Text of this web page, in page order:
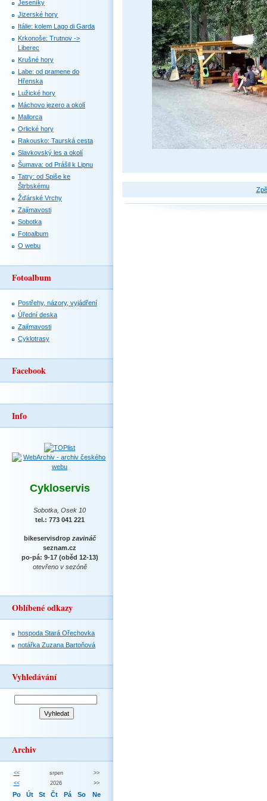
Jeseníky
Jizerské hory
Itálie: kolem Lago di Garda
Krkonoše: Trutnov ->
Liberec
Krušné hory
Labe: od pramene do
Hřenska
Lužické hory
Máchovo jezero a okolí
Mallorca
Orlické hory
Rakousko: Taurská cesta
Slavkovský les a okolí
Šumava: od Prášil k Lipnu
Tatry: od Spiše ke
Štrbskému
Žďárské Vrchy
Zajímavosti
Sobotka
Fotoalbum
O webu
Fotoalbum
Postřehy, názory, vyjádření
Úřední deska
Zajímavosti
Cyklotrasy
Facebook
Info
Cykloservis
Sobotka, Osek 10
tel.: 773 041 221
bikeservisdrop zavináč
seznam.cz
po-pá: 9-17 (oběd 12-13)
otevřeno v sezóně
Oblíbené odkazy
hospoda Stará Ořechovka
notářka Zuzana Bartoňová
Vyhledávání
Archiv
<< srpen
>>
<<
2026 >>
Po Út St Čt Pá So Ne